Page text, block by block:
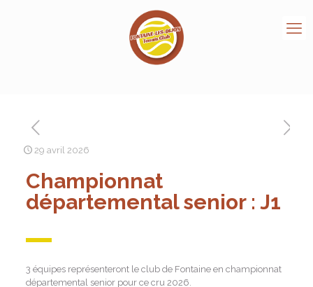
29 avril 2026
Championnat
départemental senior : J1
3 équipes représenteront le club de Fontaine en championnat
départemental senior pour ce cru 2026.